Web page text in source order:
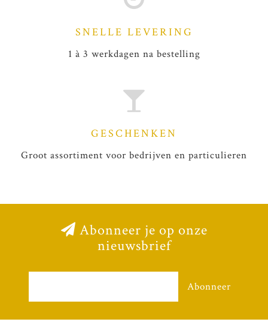
SNELLE LEVERING
1 à 3 werkdagen na bestelling
GESCHENKEN
Groot assortiment voor bedrijven en particulieren
Abonneer je op onze
nieuwsbrief
Abonneer